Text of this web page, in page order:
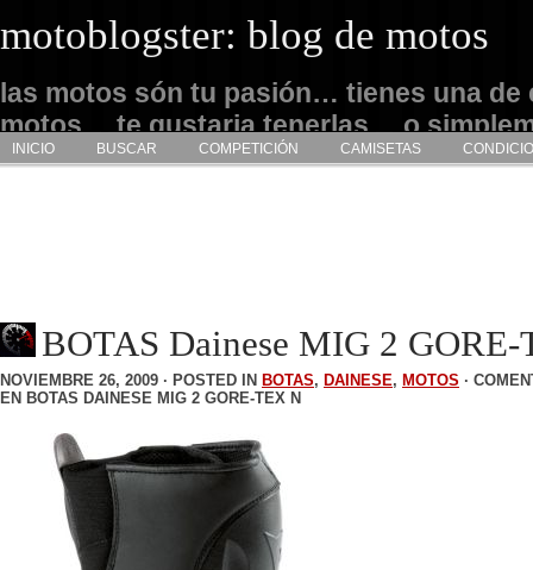
motoblogster: blog de motos
las motos són tu pasión… tienes una de
motos… te gustaria tenerlas… o
admirarlas… este es tu sitio
INICIO BUSCAR COMPETICIÓN CAMISETAS
BOTAS Dainese MIG 2
NOVIEMBRE 26, 2009 · POSTED IN BOTAS, DAINESE, MOTOS ·
EN BOTAS DAINESE MIG 2 GORE-TEX N